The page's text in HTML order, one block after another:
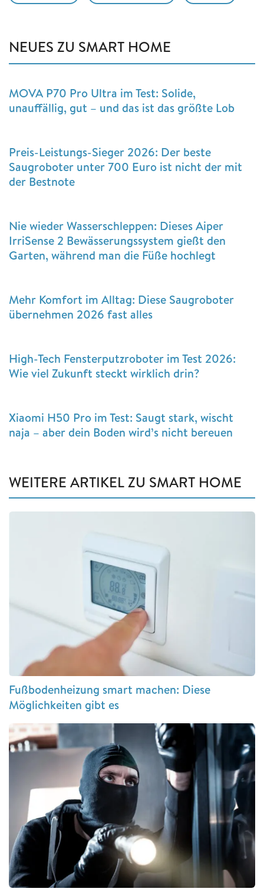
NEUES ZU SMART HOME
MOVA P70 Pro Ultra im Test: Solide,
unauffällig, gut – und das ist das größte Lob
Preis-Leistungs-Sieger 2026: Der beste
Saugroboter unter 700 Euro ist nicht der mit
der Bestnote
Nie wieder Wasserschleppen: Dieses Aiper
IrriSense 2 Bewässerungssystem gießt den
Garten, während man die Füße hochlegt
Mehr Komfort im Alltag: Diese Saugroboter
übernehmen 2026 fast alles
High-Tech Fensterputzroboter im Test 2026:
Wie viel Zukunft steckt wirklich drin?
Xiaomi H50 Pro im Test: Saugt stark, wischt
naja – aber dein Boden wird’s nicht bereuen
WEITERE ARTIKEL ZU SMART HOME
Fußbodenheizung smart machen: Diese
Möglichkeiten gibt es